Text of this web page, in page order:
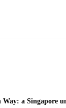
Way: a Singapore